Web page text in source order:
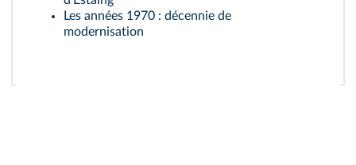
Les années 1970 : décennie de
modernisation